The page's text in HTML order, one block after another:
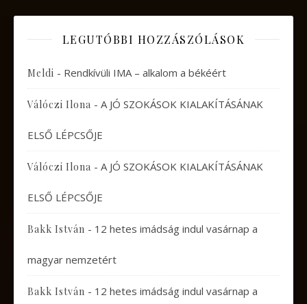
LEGUTÓBBI HOZZÁSZÓLÁSOK
Meldi - Rendkívüli IMA – alkalom a békéért
Válóczi Ilona - A JÓ SZOKÁSOK KIALAKÍTÁSÁNAK
ELSŐ LÉPCSŐJE
Válóczi Ilona - A JÓ SZOKÁSOK KIALAKÍTÁSÁNAK
ELSŐ LÉPCSŐJE
Bakk István - 12 hetes imádság indul vasárnap a
magyar nemzetért
Bakk István - 12 hetes imádság indul vasárnap a